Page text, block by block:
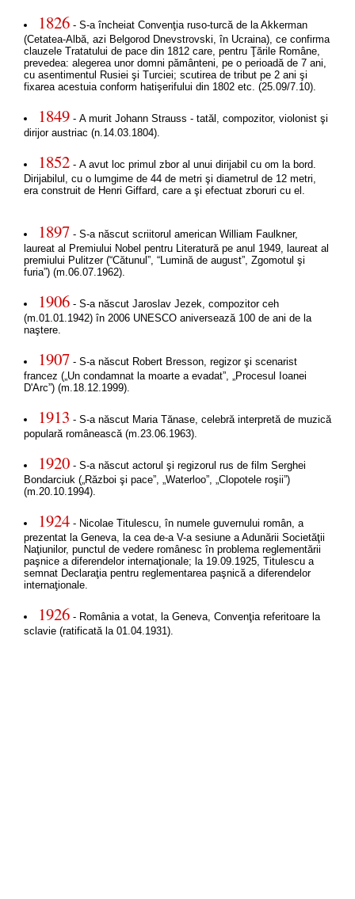
1826- S-a încheiat Convenţia ruso-turcă de la Akkerman
(Cetatea-Albă, azi Belgorod Dnevstrovski, în Ucraina), ce confirma
clauzele Tratatului de pace din 1812 care, pentru Ţările Române,
prevedea: alegerea unor domni pământeni, pe o perioadă de 7 ani,
cu asentimentul Rusiei şi Turciei; scutirea de tribut pe 2 ani şi
fixarea acestuia conform hatişerifului din 1802 etc. (25.09/7.10).
1849- A murit Johann Strauss - tatăl, compozitor, violonist şi
dirijor austriac (n.14.03.1804).
1852- A avut loc primul zbor al unui dirijabil cu om la bord.
Dirijabilul, cu o lumgime de 44 de metri şi diametrul de 12 metri,
era construit de Henri Giffard, care a şi efectuat zboruri cu el.
1897 - S-a născut scriitorul american William Faulkner,
laureat al Premiului Nobel pentru Literatură pe anul 1949, laureat al
premiului Pulitzer (“Cătunul”, “Lumină de august”, Zgomotul şi
furia”) (m.06.07.1962).
1906- S-a născut Jaroslav Jezek, compozitor ceh
(m.01.01.1942) în 2006 UNESCO aniversează 100 de ani de la
naştere.
1907 - S-a născut Robert Bresson, regizor şi scenarist
francez („Un condamnat la moarte a evadat”, „Procesul Ioanei
D'Arc”) (m.18.12.1999).
1913 - S-a născut Maria Tănase, celebră interpretă de muzică
populară românească (m.23.06.1963).
1920- S-a născut actorul şi regizorul rus de film Serghei
Bondarciuk („Război şi pace”, „Waterloo”, „Clopotele roşii”)
(m.20.10.1994).
1924- Nicolae Titulescu, în numele guvernului român, a
prezentat la Geneva, la cea de-a V-a sesiune a Adunării Societăţii
Naţiunilor, punctul de vedere românesc în problema reglementării
paşnice a diferendelor internaţionale; la 19.09.1925, Titulescu a
semnat Declaraţia pentru reglementarea paşnică a diferendelor
internaţionale.
1926- România a votat, la Geneva, Convenţia referitoare la
sclavie (ratificată la 01.04.1931).